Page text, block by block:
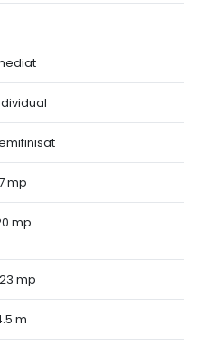
mp
mp
mp
m